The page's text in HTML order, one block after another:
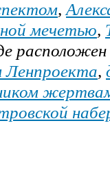
,
мечетью,
Ленпроекта,